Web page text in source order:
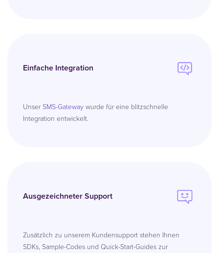
Einfache Integration
UnserSMS-Gatewaywurde für eine blitzschnelle
Integration entwickelt.
Ausgezeichneter Support
Zusätzlich zu unserem Kundensupport stehen Ihnen
SDKs, Sample-Codes und Quick-Start-Guides zur